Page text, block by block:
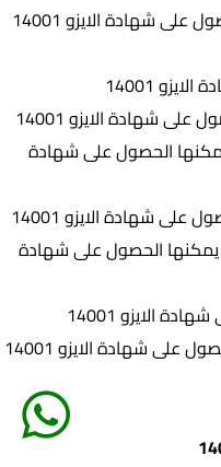
– شركات الاستيراد والتصدير تهتم بالحصول على شهادة الايزو 14001
14001
شهادة الايزو 14001
الحصول على شهادة
شهادة الايزو 14001
الحصول على شهادة
الايزو 14001
على شهادة الايزو 14001